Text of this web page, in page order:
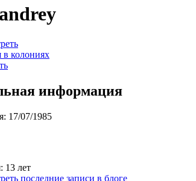
колониях
информация
17/07/1985
13 лет
последние записи в блоге